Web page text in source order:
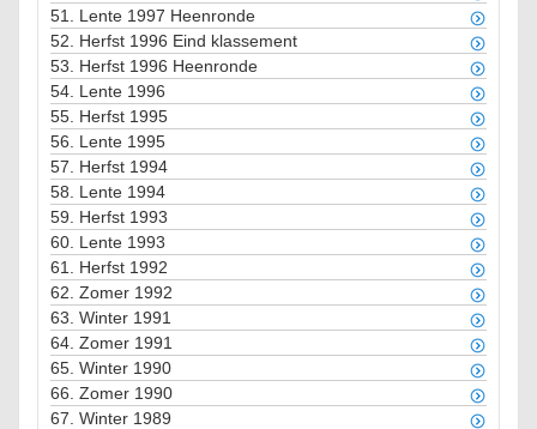
51. Lente 1997 Heenronde
52. Herfst 1996 Eind klassement
53. Herfst 1996 Heenronde
54. Lente 1996
55. Herfst 1995
56. Lente 1995
57. Herfst 1994
58. Lente 1994
59. Herfst 1993
60. Lente 1993
61. Herfst 1992
62. Zomer 1992
63. Winter 1991
64. Zomer 1991
65. Winter 1990
66. Zomer 1990
67. Winter 1989